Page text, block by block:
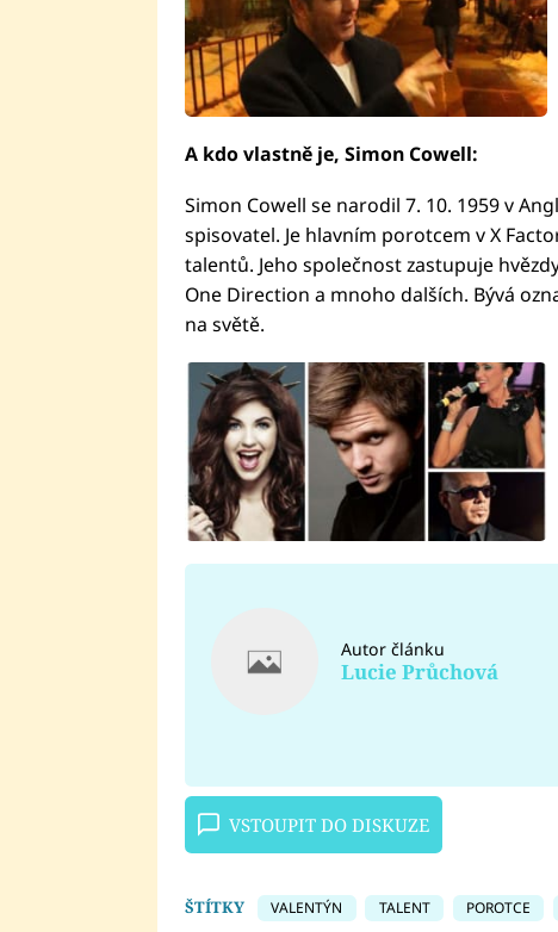
A kdo vlastně je, Simon Cowell:
Simon Cowell se narodil 7. 10. 1959 v
spisovatel. Je hlavním porotcem v X
talentů. Jeho společnost zastupuje
One Direction a mnoho dalších. Bývá
na světě.
Autor článku
Lucie Průchová
VSTOUPIT DO DISKUZE
ŠTÍTKY VALENTÝN TALENT POROTCE